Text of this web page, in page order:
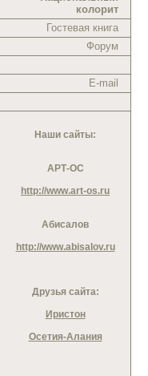
колорит
Гостевая книга
Форум
E-mail
Наши сайты:
АРТ-ОС
http://www.art-os.ru
Абисалов
http://www.abisalov.ru
Друзья сайта:
Иристон
Осетия-Алания